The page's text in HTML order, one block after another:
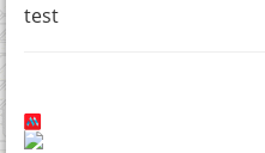
test